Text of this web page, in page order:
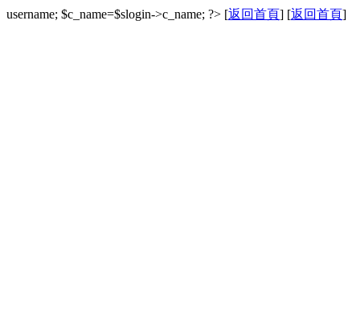
username; $c_name=$slogin->c_name; ?> [返回首頁] [返回首頁]